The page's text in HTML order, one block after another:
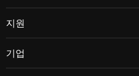
지원
기업